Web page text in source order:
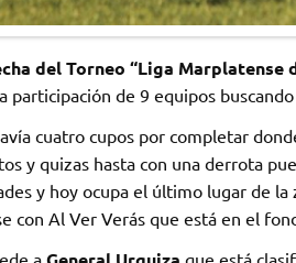
del Torneo “Liga Marplatense
participación de 9 equipos
cuatro cupos por completar
y quizas hasta con una derrota
y hoy ocupa el último lugar de la
con Al Ver Verás que está en el